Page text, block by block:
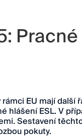
EU mají
hlášení ESL. V
Sestavení
pokuty.